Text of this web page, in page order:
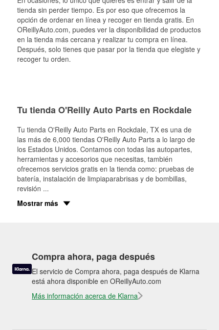
tienda sin perder tiempo. Es por eso que ofrecemos la
opción de ordenar en línea y recoger en tienda gratis. En
OReillyAuto.com, puedes ver la disponibilidad de productos
en la tienda más cercana y realizar tu compra en línea.
Después, solo tienes que pasar por la tienda que elegiste y
recoger tu orden.
Tu tienda O'Reilly Auto Parts en Rockdale
Tu tienda O'Reilly Auto Parts en Rockdale, TX es una de
las más de 6,000 tiendas O'Reilly Auto Parts a lo largo de
los Estados Unidos. Contamos con todas las autopartes,
herramientas y accesorios que necesitas, también
ofrecemos servicios gratis en la tienda como: pruebas de
batería, instalación de limpiaparabrisas y de bombillas,
revisión ...
Mostrar más
Compra ahora, paga después
El servicio de Compra ahora, paga después de Klarna
está ahora disponible en OReillyAuto.com
Más información acerca de Klarna